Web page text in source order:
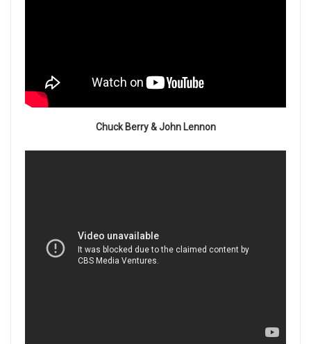
Chuck Berry & John Lennon